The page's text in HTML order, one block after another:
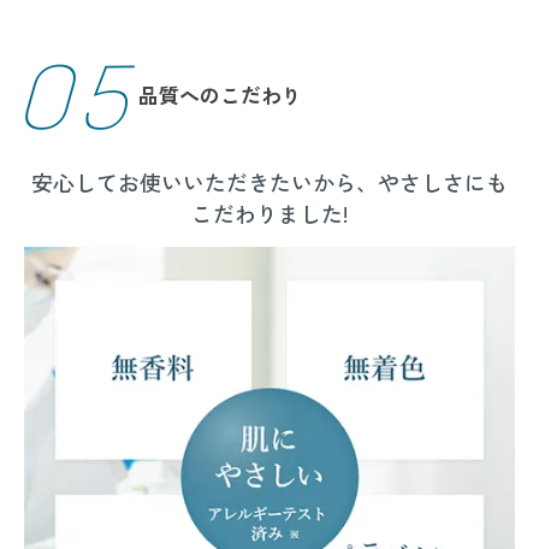
05品質へのこだわり
安心してお使いいただきたいから、やさしさにも
こだわりました!